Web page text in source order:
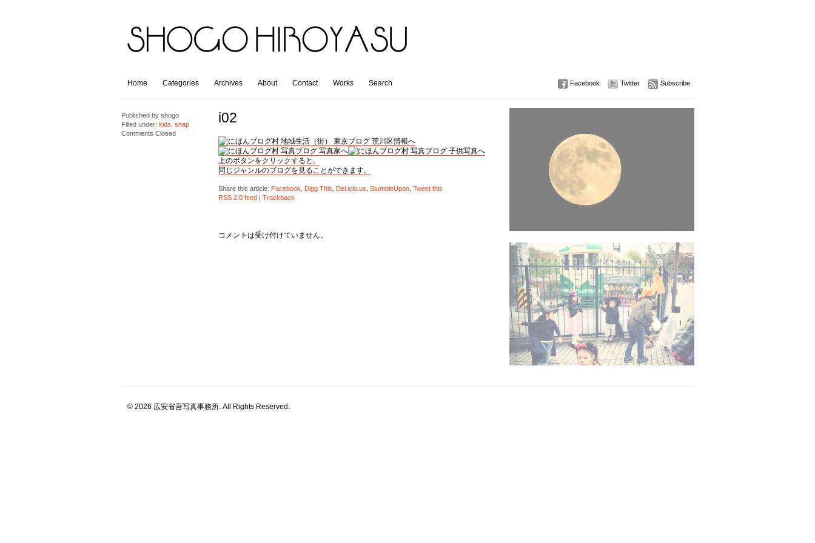
Subscribe
Twitter
Facebook
Home Categories Archives About Contact Works Search
Published byshogo
Filled under: kids snap
Comments Closed
i02
上のボタンをクリックすると、
同じジャンルのブログを見ることができます。
Share this article: Facebook Digg This Del.icio.us StumbleUpon, Tweet this
RSS 2.0 feed| Trackback
コメントは受け付けていません。
© 2026 広安省吾写真事務所. All Rights Reserved.